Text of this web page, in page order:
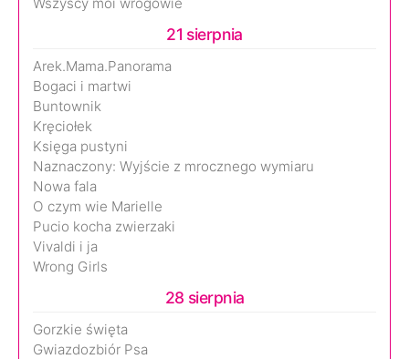
21 sierpnia
Arek.Mama.Panorama
Bogaci i martwi
Buntownik
Kręciołek
Księga pustyni
Naznaczony: Wyjście z mrocznego wymiaru
Nowa fala
O czym wie Marielle
Pucio kocha zwierzaki
Vivaldi i ja
Wrong Girls
28 sierpnia
Gorzkie święta
Gwiazdozbiór Psa